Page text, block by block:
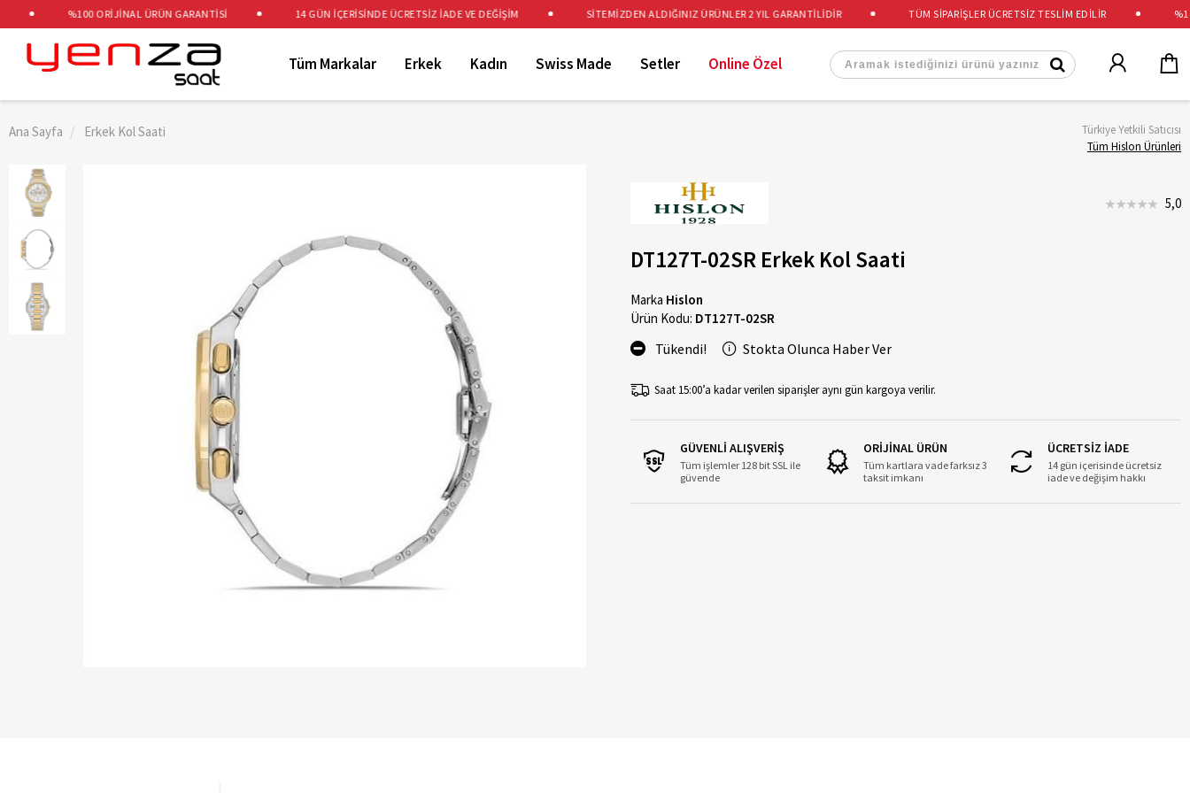
TÜM SİPARİŞLER ÜCRETSİZ TESLİM EDİLİR
%100 ORİJİNAL ÜRÜN GARANTİSİ 14 GÜN İÇERİSİNDE ÜCRETSİZ İADE VE DEĞİŞİM SİTEMİZDEN ALDIĞINIZ ÜRÜNLER 2 YIL GARANTİLİDİR
Tüm Markalar Erkek Kadın Swiss Made Setler Online Özel
Ana Sayfa Erkek Kol Saati
Türkiye Yetkili Satıcısı
Tüm Hislon Ürünleri
5,0
DT127T-02SR Erkek Kol Saati
Marka Hislon
Ürün Kodu: DT127T-02SR
Tükendi! Stokta Olunca Haber Ver
Saat 15:00’a kadar verilen siparişler aynı gün kargoya verilir.
GÜVENLİ ALIŞVERİŞ
Tüm işlemler 128 bit SSL ile
güvende
ORİJİNAL ÜRÜN
Tüm kartlara vade farksız 3
taksit imkanı
ÜCRETSİZ İADE
14 gün içerisinde ücretsiz
iade ve değişim hakkı